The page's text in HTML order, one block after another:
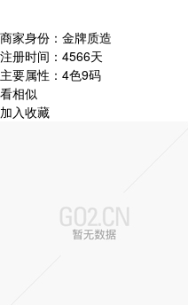
商家身份： 金牌质造
注册时间： 4566天
主要属性： 4色9码
看相似
加入收藏